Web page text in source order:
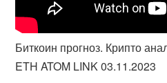
Биткоин прогноз. Крипто
ETH ATOM LINK 03.11.2023